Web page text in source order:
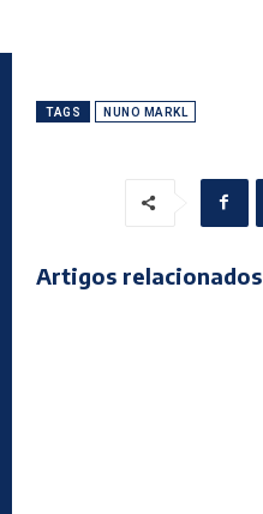
TAGS NUNO MARKL
Artigos relacionados